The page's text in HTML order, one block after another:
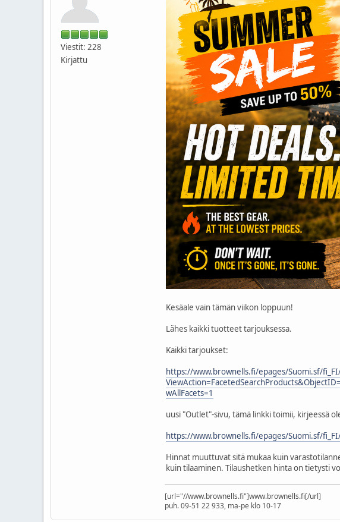
Viestit: 228
Kirjattu
Kesäale vain tämän viikon loppuun!
Lähes kaikki tuotteet tarjouksessa.
Kaikki tarjoukset:
https://www.brownells.fi/epages/Suomi.sf/
wAllFacets=1
uusi "Outlet"-sivu, tämä linkki toimii, kirjeessä
https://www.brownells.fi/epages/Suomi.sf/
Hinnat muuttuvat sitä mukaa kuin
kuin tilaaminen. Tilaushetken hinta on tietysti
[url="//www.brownells.fi"]www.brownells.fi[/url]
puh. 09-51 22 933, ma-pe klo 10-17